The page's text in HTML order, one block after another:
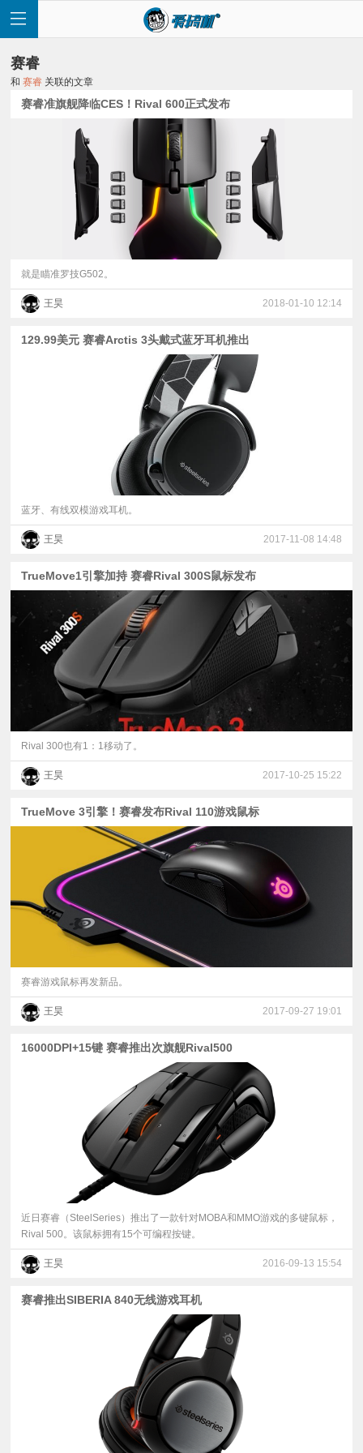
讯
评
普
验
赛睿
和赛睿 关联的文章
赛睿准旗舰降临CES！Rival 600正式发布
就是瞄准罗技G502。
王昊 2018-01-10 12:14
129.99美元 赛睿Arctis 3头戴式蓝牙耳机推出
蓝牙、有线双模游戏耳机。
王昊 2017-11-08 14:48
TrueMove1引擎加持 赛睿Rival 300S鼠标发布
Rival 300也有1：1移动了。
王昊 2017-10-25 15:22
TrueMove 3引擎！赛睿发布Rival 110游戏鼠标
赛睿游戏鼠标再发新品。
王昊 2017-09-27 19:01
16000DPI+15键 赛睿推出次旗舰Rival500
近日赛睿（SteelSeries）推出了一款针对MOBA和MMO游戏的多键鼠标，
Rival 500。该鼠标拥有15个可编程按键。
王昊 2016-09-13 15:54
赛睿推出SIBERIA 840无线游戏耳机